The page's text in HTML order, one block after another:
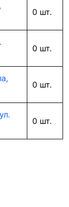
0 шт.
0 шт.
0 шт.
0 шт.